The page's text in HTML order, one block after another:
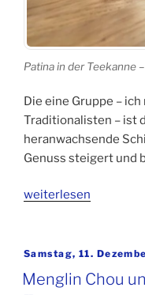
Patina in der Teekanne
Die eine Gruppe –
Traditionalisten – ist
heranwachsende
Genuss steigert und
„Tee-
Teekanne
spülen
oder
weiterlesen
Veröffentlicht
Samstag, 11.
Menglin Chou